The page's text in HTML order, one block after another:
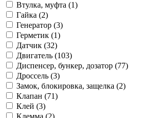
Втулка, муфта (1)
Гайка (2)
Генератор (3)
Герметик (1)
Датчик (32)
Двигатель (103)
Диспенсер, бункер, дозатор (77)
Дроссель (3)
Замок, блокировка, защелка (2)
Клапан (71)
Клей (3)
Клемма (2)